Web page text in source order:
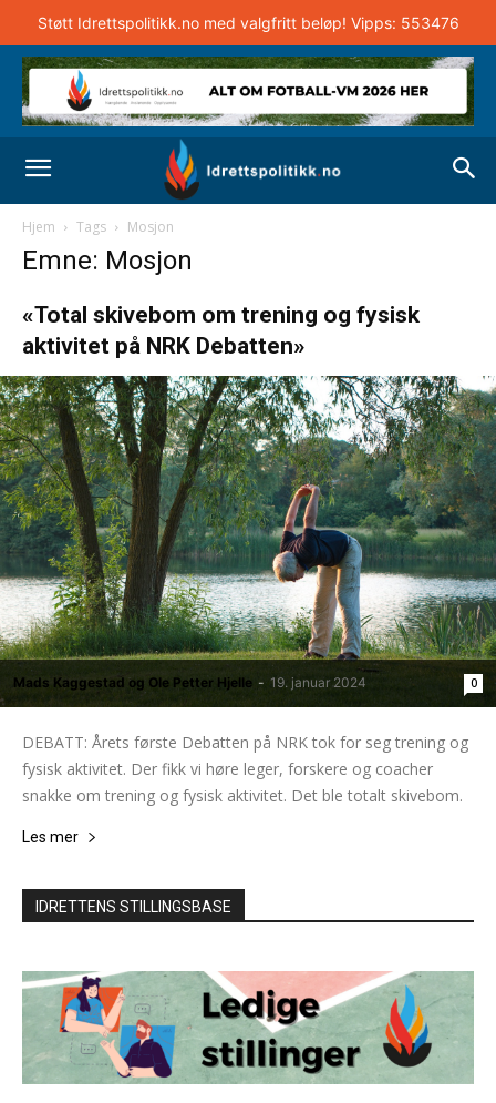
Støtt Idrettspolitikk.no med valgfritt beløp! Vipps: 553476
Hjem Tags Mosjon
Emne: Mosjon
«Total skivebom om trening og fysisk
aktivitet på NRK Debatten»
Mads Kaggestad og Ole Petter Hjelle - 19. januar 2024 0
DEBATT: Årets første Debatten på NRK tok for seg trening og
fysisk aktivitet. Der fikk vi høre leger, forskere og coacher
snakke om trening og fysisk aktivitet. Det ble totalt skivebom.
Les mer
IDRETTENS STILLINGSBASE